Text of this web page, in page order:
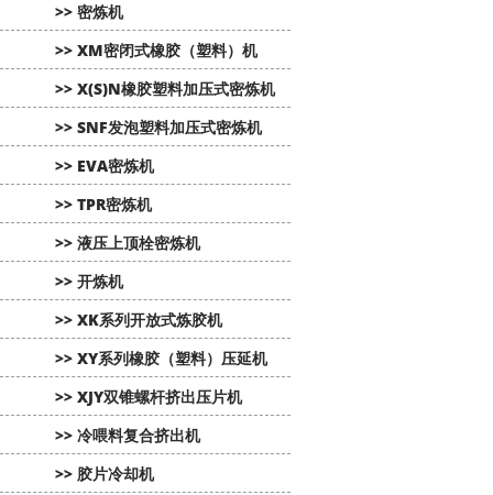
>> 密炼机
>> XM密闭式橡胶（塑料）机
>> X(S)N橡胶塑料加压式密炼机
>> SNF发泡塑料加压式密炼机
>> EVA密炼机
>> TPR密炼机
>> 液压上顶栓密炼机
>> 开炼机
>> XK系列开放式炼胶机
>> XY系列橡胶（塑料）压延机
>> XJY双锥螺杆挤出压片机
>> 冷喂料复合挤出机
>> 胶片冷却机